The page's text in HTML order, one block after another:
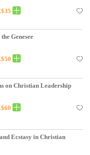
Genesee
on Christian Leadership
Ecstasy in Christian